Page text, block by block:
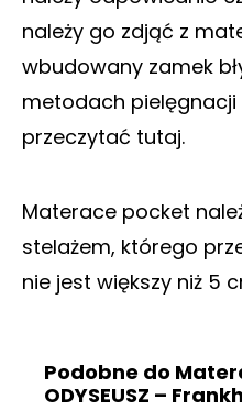
należy go zdjąć z
wbudowany zamek
metodach
przeczytać tutaj.
Materace pocket
stelażem, którego
nie jest większy niż 5
Podobne do
ODYSEUSZ –